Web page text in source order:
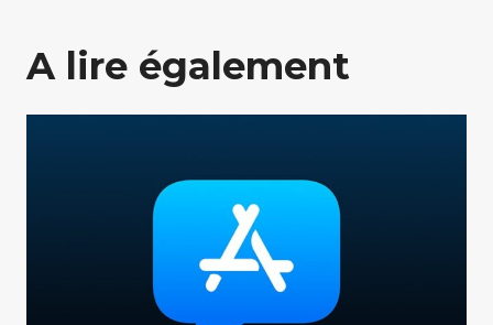
A lire également